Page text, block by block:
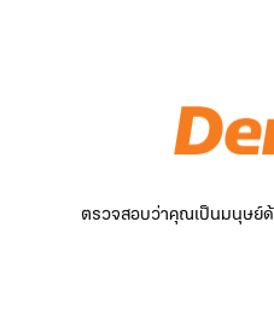
ตรวจสอบว่าคุณเป็นมนุษย์ด้